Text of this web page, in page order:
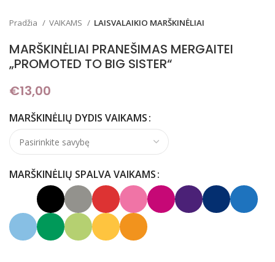
Pradžia VAIKAMS LAISVALAIKIO MARŠKINĖLIAI
MARŠKINĖLIAI PRANEŠIMAS MERGAITEI
„PROMOTED TO BIG SISTER“
€13,00
MARŠKINĖLIŲ DYDIS VAIKAMS
MARŠKINĖLIŲ SPALVA VAIKAMS